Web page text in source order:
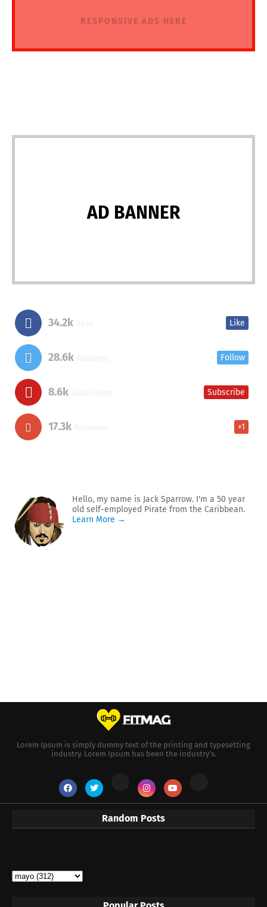
RESPONSIVE ADS HERE
AD BANNER
34.2k Like
28.6k Follow
8.6k Subscribe
17.3k +1
Hello, my name is Jack Sparrow. I'm a 50 year
old self-employed Pirate from the Caribbean.
Learn More →
Lorem Ipsum is simply dummy text of the printing and typesetting
industry. Lorem Ipsum has been the industry's.
Random Posts